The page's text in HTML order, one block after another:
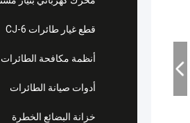
قطع غيار طائرات CJ-6
أنظمة مكافحة الطائرات
أدوات صيانة الطائرات
خزانة البضائع الخطرة